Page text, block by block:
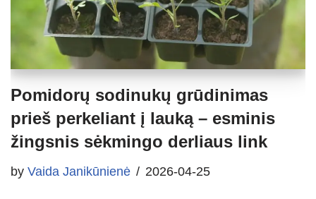
Pomidorų sodinukų grūdinimas
prieš perkeliant į lauką – esminis
žingsnis sėkmingo derliaus link
by Vaida Janikūnienė 2026-04-25